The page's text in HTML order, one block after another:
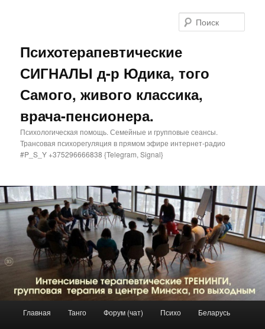
Психотерапевтические
СИГНАЛЫ д-р Юдика, того
Самого, живого классика,
врача-пенсионера.
Психологическая помощь. Семейные и групповые сеансы.
Трансовая психорегуляция в прямом эфире интернет-радио
#P_S_Y +375296666838 {Telegram, Signal}
Перейти
Перейти
Главная Танго Форум (чат) Психо Беларусь